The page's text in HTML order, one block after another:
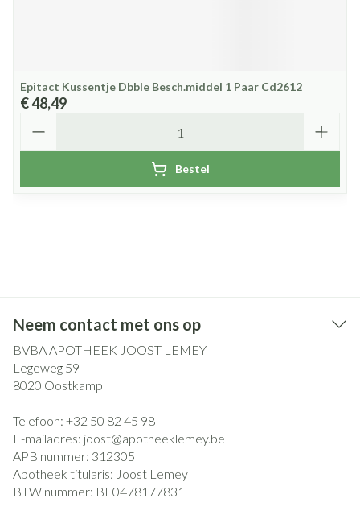
Epitact Kussentje Dbble Besch.middel 1 Paar Cd2612
€ 48,49
Bestel
Neem contact met ons op
BVBA APOTHEEK JOOST LEMEY
Legeweg 59
8020 Oostkamp
Telefoon: +32 50 82 45 98
E-mailadres: joost@apotheeklemey.be
APB nummer: 312305
Apotheek titularis: Joost Lemey
BTW nummer: BE0478177831